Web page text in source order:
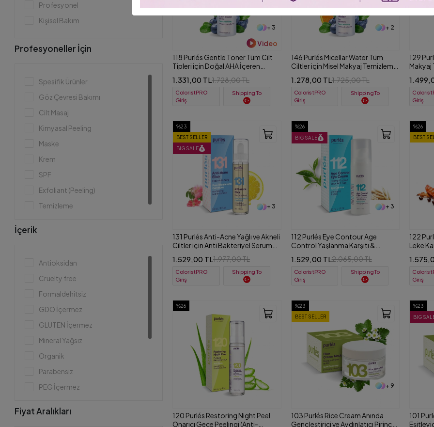
Profesyonel
Kişisel Bakım
Profesyoneller İçin
Spesifik Ürünler
Göz Çevresi Bakımı
Cilt Masaj
Kimyasal Peeling
Maske
Krem
SPF
Exfoliant (Peeling)
Temizleme
İçerik
Antioksidan
Cruelty free
Formaldehitsiz
GDO İçermez
GLUTEN İçermez
Mineral Yağsız
Organik
Parabensiz
PEG İçermez
Fiyat Aralıkları
+ 3
Video
118 Purlés Gentle Toner Tüm Cilt
Tipleri için Doğal AHA İçeren
1.331,00 TL1.728,00 TL
ColoristPRO
Giriş
Shipping To
+ 2
146 Purlés Micellar Water Tüm
Ciltler için Misel Makyaj Temizleme
1.278,00 TL1.725,00 TL
ColoristPRO
Giriş
Shipping To
129
Makyaj
Giriş
%23
BEST SELLER
BIG SALE
+ 3
131 Purlés Anti-Acne Yağlı ve Akneli
Ciltler için Anti Bakteriyel Serum
1.529,00 TL1.977,00 TL
ColoristPRO
Giriş
Shipping To
%26
BIG SALE
+ 3
112 Purlés Eye Contour Age
Control Yaşlanma Karşıtı &
1.529,00 TL 2.065,00 TL
ColoristPRO
Giriş
Shipping To
%26
BEST
122
Leke
Giriş
%26
120 Purlés Restoring Night Peel
Onarıcı Gece Peelingi (Anti-
%23
BEST SELLER
+ 9
103 Purlés Rice Cream Anında
Gençleştirici ve Aydınlatıcı Pirinç
%23
BIG
101